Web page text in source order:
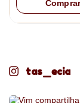
pagamento).
tas_ecia